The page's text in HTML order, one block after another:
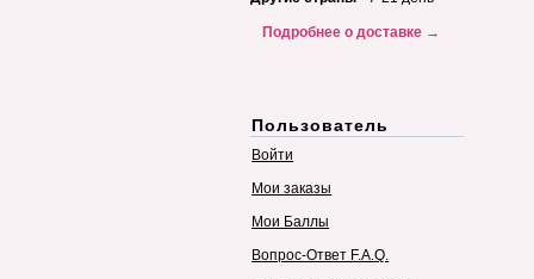
Подробнее о доставке →
Пользователь
Войти
Мои заказы
Мои Баллы
Вопрос-Ответ F.A.Q.